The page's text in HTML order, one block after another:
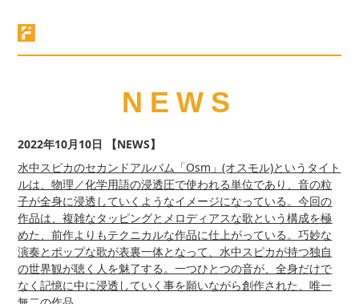
NEWS
2022年10月10日 【NEWS】
水中スピカのセカンドアルバム「Osm」(オスモル)というタイト
ルは、物理／化学用語の浸透圧で使われる単位であり、音の粒
子が全身に浸透していくようなイメージになっている。今回の
作品は、複雑なタッピングとメロディアスな歌という構成を極
めた、前作よりもテクニカルな作品に仕上がっている。巧妙な
演奏とポップな歌が表裏一体となって、水中スピカが持つ独自
の世界観が聴く人を魅了する。一つひとつの音が、全身だけで
なく記憶に中に浸透していく事を願いながら創作された、唯一